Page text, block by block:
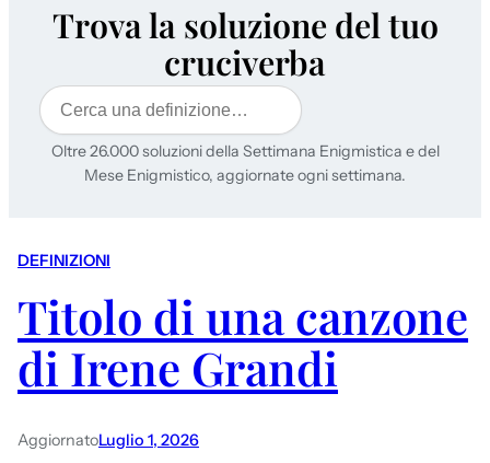
Trova la soluzione del tuo
cruciverba
Cerca
Oltre 26.000 soluzioni della Settimana Enigmistica e del
Mese Enigmistico, aggiornate ogni settimana.
DEFINIZIONI
Titolo di una canzone
di Irene Grandi
AggiornatoLuglio 1, 2026